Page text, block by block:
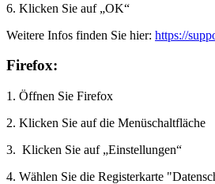
6. Klicken Sie auf „OK“
Weitere Infos finden Sie hier: https://
Firefox:
1. Öffnen Sie Firefox
2. Klicken Sie auf die Menüschaltfläche
3. Klicken Sie auf „Einstellungen“
4. Wählen Sie die Registerkarte